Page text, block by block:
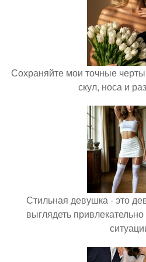
Сохраняйте мои точные
скул, носа и
Стильная девушка - это
выглядеть